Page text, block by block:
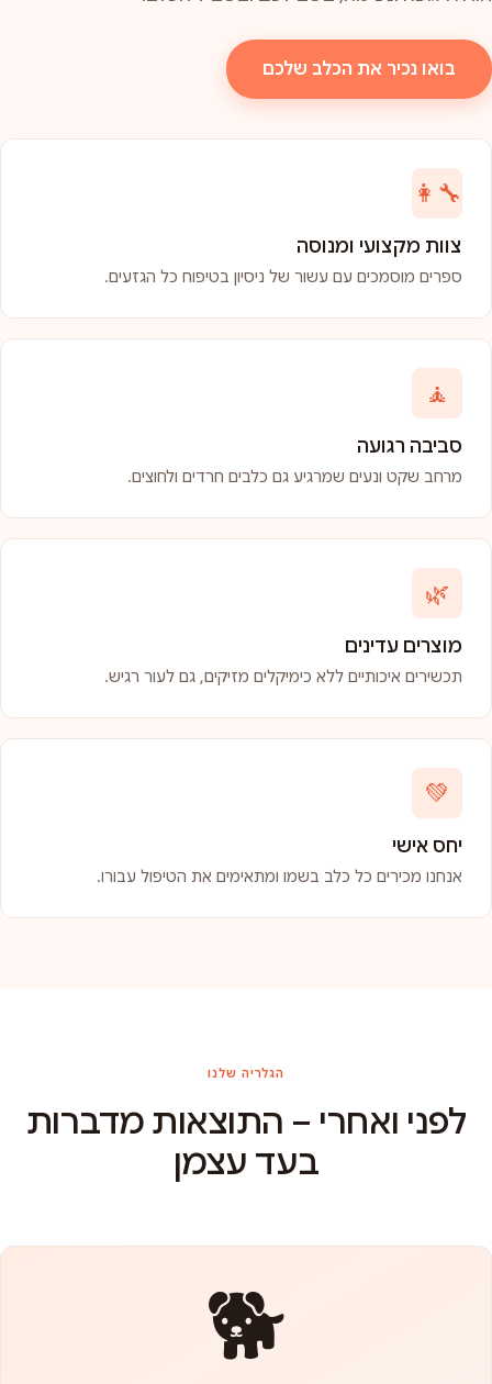
בואו נכיר את הכלב שלכם
👩‍🔧
צוות מקצועי ומנוסה
ספרים מוסמכים עם עשור של ניסיון בטיפוח כל הגזעים.
🧘
סביבה רגועה
מרחב שקט ונעים שמרגיע גם כלבים חרדים ולחוצים.
🌿
מוצרים עדינים
תכשירים איכותיים ללא כימיקלים מזיקים, גם לעור רגיש.
💚
יחס אישי
אנחנו מכירים כל כלב בשמו ומתאימים את הטיפול עבורו.
הגלריה שלנו
לפני ואחרי – התוצאות מדברות
בעד עצמן
🐕